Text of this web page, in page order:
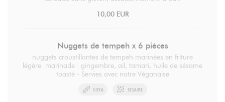
10,00 EUR
Nuggets de tempeh x 6 pièces
nuggets croustillantes de tempeh marinées en friture
légère. marinade : gingembre, ail, tamari, huile de sésame
toasté - Servies avec notre Véganaise
SOYA SESAME